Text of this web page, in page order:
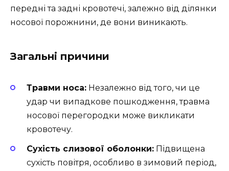
передні та задні кровотечі, залежно від ділянки
носової порожнини, де вони виникають.
Загальні причини
Травми носа: Незалежно від того, чи це
удар чи випадкове пошкодження, травма
носової перегородки може викликати
кровотечу.
Сухість слизової оболонки: Підвищена
сухість повітря, особливо в зимовий період,